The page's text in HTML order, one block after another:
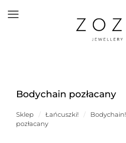
Bodychain pozłacany
Sklep / Łańcuszki! / Bodychain!
pozłacany